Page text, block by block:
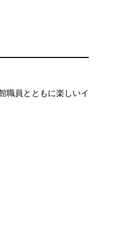
職員とともに楽しいイ